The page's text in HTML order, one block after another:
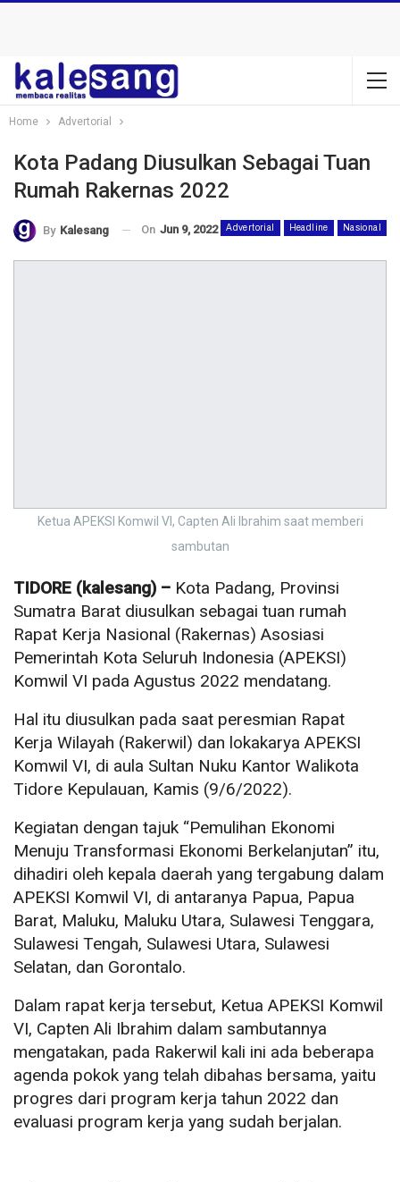
Home Advertorial
Kota Padang Diusulkan Sebagai Tuan
Rumah Rakernas 2022
Advertorial Headline Nasional
By Kalesang On Jun 9, 2022
Ketua APEKSI Komwil VI, Capten Ali Ibrahim saat memberi
sambutan
TIDORE (kalesang) – Kota Padang, Provinsi
Sumatra Barat diusulkan sebagai tuan rumah
Rapat Kerja Nasional (Rakernas) Asosiasi
Pemerintah Kota Seluruh Indonesia (APEKSI)
Komwil VI pada Agustus 2022 mendatang.
Hal itu diusulkan pada saat peresmian Rapat
Kerja Wilayah (Rakerwil) dan lokakarya APEKSI
Komwil VI, di aula Sultan Nuku Kantor Walikota
Tidore Kepulauan, Kamis (9/6/2022).
Kegiatan dengan tajuk “Pemulihan Ekonomi
Menuju Transformasi Ekonomi Berkelanjutan” itu,
dihadiri oleh kepala daerah yang tergabung dalam
APEKSI Komwil VI, di antaranya Papua, Papua
Barat, Maluku, Maluku Utara, Sulawesi Tenggara,
Sulawesi Tengah, Sulawesi Utara, Sulawesi
Selatan, dan Gorontalo.
Dalam rapat kerja tersebut, Ketua APEKSI Komwil
VI, Capten Ali Ibrahim dalam sambutannya
mengatakan, pada Rakerwil kali ini ada beberapa
agenda pokok yang telah dibahas bersama, yaitu
progres dari program kerja tahun 2022 dan
evaluasi program kerja yang sudah berjalan.